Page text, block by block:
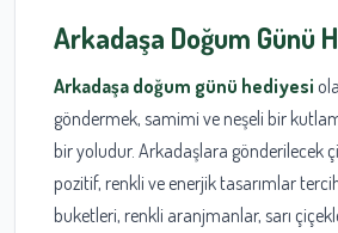
Arkadaşa Doğum Günü
Arkadaşa doğum günü hediyesi
göndermek, samimi ve neşeli bir
bir yoludur. Arkadaşlara gönderilecek
pozitif, renkli ve enerjik tasarımlar
buketleri, renkli aranjmanlar, sarı